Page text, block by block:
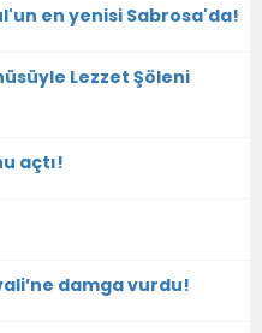
en yenisi Sabrosa'da!
Lezzet Şöleni
açtı!
damga vurdu!